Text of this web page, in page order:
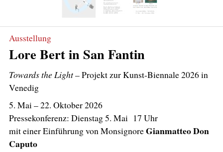
Ausstellung
Lore Bert in San Fantin
Towards the Light– Projekt zur Kunst-Biennale 2026 in
Venedig
5. Mai – 22. Oktober 2026
Pressekonferenz: Dienstag 5. Mai 17 Uhr
mit einer Einführung von MonsignoreGianmatteo Don
Caputo